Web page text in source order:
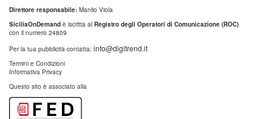
Direttore responsabile: Manlio Viola
SiciliaOnDemand è iscritta al Registro degli Operatori di Comunicazione (ROC)
con il numero 24809
Per la tua pubblicità contatta: info@digitrend.it
Termini e Condizioni
Informativa Privacy
Questo sito è associato alla